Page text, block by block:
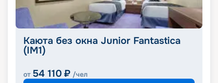
Каюта без окна Junior Fantastica
(IM1)
от 54 110 ₽ /чел